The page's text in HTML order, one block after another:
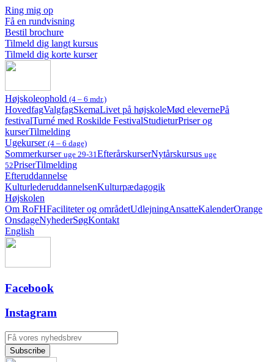
Ring mig op
Få en rundvisning
Bestil brochure
Tilmeld dig langt kursus
Tilmeld dig korte kurser
Højskoleophold (4 – 6 mdr.)
HovedfagValgfagSkemaLivet på højskoleMød elevernePå
festivalTurné med Roskilde FestivalStudieturPriser og
kurserTilmelding
Ugekurser (4 – 6 dage)
Sommerkurser uge 29-31EfterårskurserNytårskursus uge
52PriserTilmelding
Efteruddannelse
KulturlederuddannelsenKulturpædagogik
Højskolen
Om RoFHFaciliteter og områdetUdlejningAnsatteKalenderOrange
OnsdageNyhederSøgKontakt
English
Facebook
Instagram